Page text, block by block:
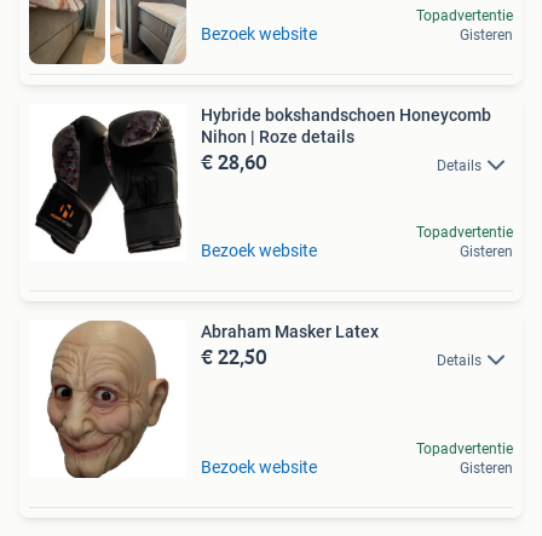
Bezoek website
Topadvertentie
Gisteren
Hybride bokshandschoen Honeycomb
Nihon | Roze details
€ 28,60 Details
Bezoek website
Topadvertentie
Gisteren
Abraham Masker Latex
€ 22,50 Details
Bezoek website
Topadvertentie
Gisteren